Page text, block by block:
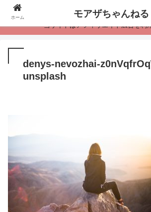
・当サイトはアフィリエイト広告を利
denys-nevozhai-
unsplash
ホーム モアザちゃんねる